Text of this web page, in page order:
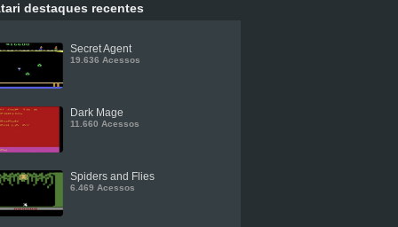
destaques recentes
Secret Agent
19.636 Acessos
Dark Mage
11.660 Acessos
Spiders and Flies
6.469 Acessos